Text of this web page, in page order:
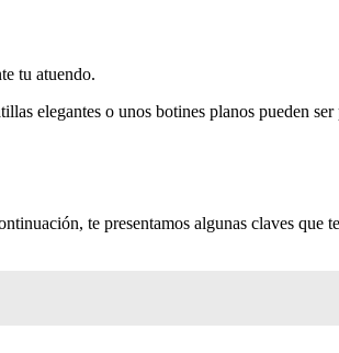
tu atuendo.
elegantes o unos botines planos pueden
te presentamos algunas claves que